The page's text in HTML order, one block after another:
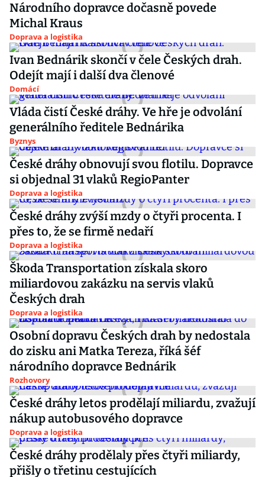
Národního dopravce dočasně povede
Michal Kraus
Doprava a logistika
Ivan Bednárik skončí v čele Českých drah.
Odejít mají i další dva členové
Domácí
Vláda čistí České dráhy. Ve hře je odvolání
generálního ředitele Bednárika
Byznys
České dráhy obnovují svou flotilu. Dopravce
si objednal 31 vlaků RegioPanter
Doprava a logistika
České dráhy zvýší mzdy o čtyři procenta. I
přes to, že se firmě nedaří
Doprava a logistika
Škoda Transportation získala skoro
miliardovou zakázku na servis vlaků
Českých drah
Doprava a logistika
Osobní dopravu Českých drah by nedostala
do zisku ani Matka Tereza, říká šéf
národního dopravce Bednárik
Rozhovory
České dráhy letos prodělají miliardu, zvažují
nákup autobusového dopravce
Doprava a logistika
České dráhy prodělaly přes čtyři miliardy,
přišly o třetinu cestujících